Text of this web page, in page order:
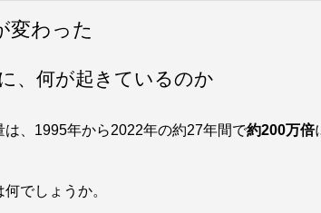
変わった
、何が起きているのか
、1995年から2022年の約27年間で約200万倍
でしょうか。